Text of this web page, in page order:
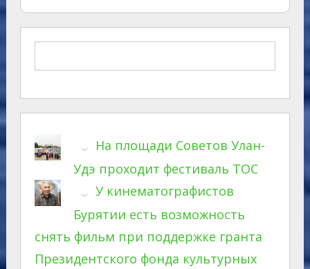
На площади Советов Улан-
Удэ проходит фестиваль ТОС
У кинематографистов
Бурятии есть возможность
снять фильм при поддержке гранта
Президентского фонда культурных